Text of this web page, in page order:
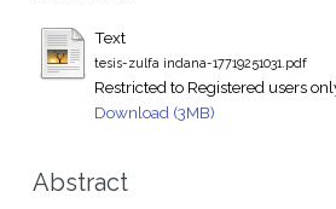
Text
tesis-zulfa indana-17719251031.pdf
Restricted to Registered users
Download (3MB)
Abstract